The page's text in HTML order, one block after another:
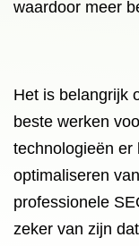
waardoor meer
Het is belangrijk
beste werken
technologieën er
optimaliseren
professionele
zeker van zijn